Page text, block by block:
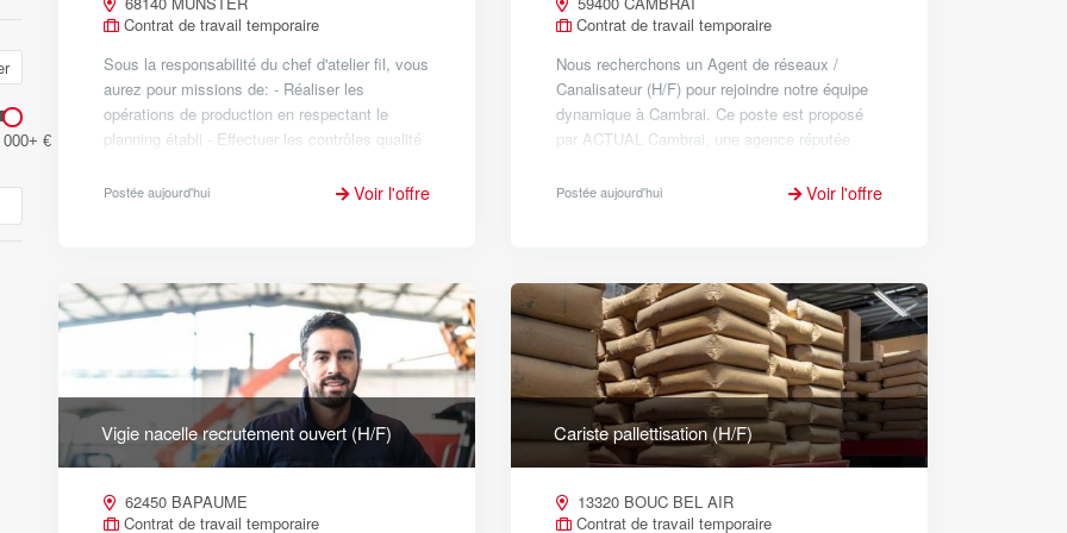
000+ €
Contrat de travail temporaire
Sous la responsabilité du chef d'atelier fil, vous
aurez pour missions de: - Réaliser les
opérations de production en respectant le
planning établi - Effectuer les contrôles qualité
les feuilles...
Postée aujourd'hui Voir l'offre
Contrat de travail temporaire
Nous recherchons un Agent de réseaux /
Canalisateur (H/F) pour rejoindre notre équipe
dynamique à Cambrai. Ce poste est proposé
par ACTUAL Cambrai, une agence réputée
ses clients. Localisation : Cam...
Postée aujourd'hui Voir l'offre
Vigie nacelle recrutement ouvert (H/F)
62450 BAPAUME
Contrat de travail temporaire
Cariste pallettisation (H/F)
13320 BOUC BEL AIR
Contrat de travail temporaire